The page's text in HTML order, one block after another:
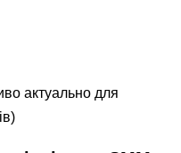
актуально для